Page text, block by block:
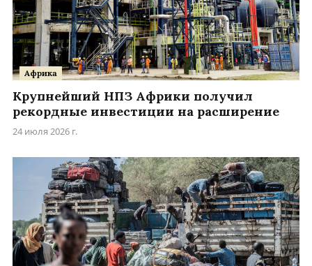
Африка
Крупнейший НПЗ Африки получил
рекордные инвестиции на расширение
24 июля 2026 г.